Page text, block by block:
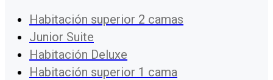
Habitación superior 2 camas
Junior Suite
Habitación Deluxe
Habitación superior 1 cama